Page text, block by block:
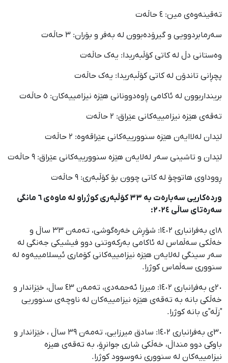
تەقینەوەی مین: ٤ حاڵەت
سەرمابردوویی و گیرۆدەبوون لە بەفر و بۆران: ٣ حاڵەت
وەستانی دڵ لە کاتی کۆڵبەریدا: یەک حاڵەت
پچڕانی تاندۆن لە کاتی کۆڵبەریدا: یەک حاڵەت
برینداربوون لە ئاکامی ڕاوەدوونانی هێزە نیزامییەکان: ٥ حاڵەت
تەقەی هێزە نیزامییەکانی عێراق: ٢ حاڵەت
لێدان لەلاایەن هێزە سنوورییەکانی عێراقەوە: ٢ حاڵەت
لێدان و تاشینی سەر لەلایەن هێزە سنوورییەکانی عێراق: ٩ حاڵەت
ڕووداوی هاتوچۆ لە کاتی چوون بۆ کۆڵبەری: ٩ حاڵەت
وردەکاریی سەبارەت بە ٣٣ کۆڵبەری کوژراو لە ماوەی ٦ مانگی
سەرەتای ساڵی ٢٠٢٤:
١٨ی بەفرانباری ١٤٠٢: شۆڕش خەرەگوشی، تەمەن ٣٣ ساڵ و
خەڵكی سەڵماس لە ئاکامی بەرکەوتنی دوو فیشيکی جەنگی لە
سەر سینگی لەلایەن هێزە نیزامییەکانی کۆماری ئیسلامییەوە لە
سنووری سەڵماس کوژرا.
٢٠ی بەفرانباری ١٤٠٢: میرزا ئەحمەدی، تەمەن ٤٣ ساڵ، خێزاندار و
خەڵکی بانە بە تەقەی هێزە نیزامییەکان لە ناوچەی سنووریی
"زڵە"ی بانە کوژرا.
٣٠ی بەفرانباری ١٤٠٢: سادق میرزایی، تەمەن ٣٩ ساڵ ، خێزاندار و
باوکی دوو منداڵ، خەڵکی شاری جوانڕۆ، بە تەقەی هیزە
نیزامییەکان لە سنووری نەوسوود کوژرا.